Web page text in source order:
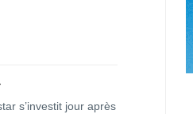
s’investit jour après